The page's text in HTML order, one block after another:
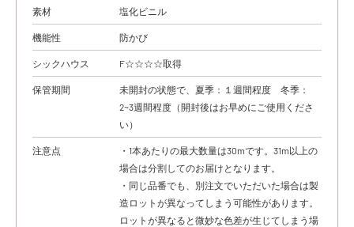
素材 塩化ビニル
機能性 防かび
シックハウス F☆☆☆☆取得
保管期間
未開封の状態で、夏季：１週間程度 冬季：
2~3週間程度（開封後はお早めにご使用くださ
い）
注意点
・1本あたりの最大数量は30mです。31m以上の
場合は分割してのお届けとなります。
・同じ品番でも、別注文でいただいた場合は製
造ロットが異なってしまう可能性があります。
ロットが異なると微妙な色差が生じてしまう場